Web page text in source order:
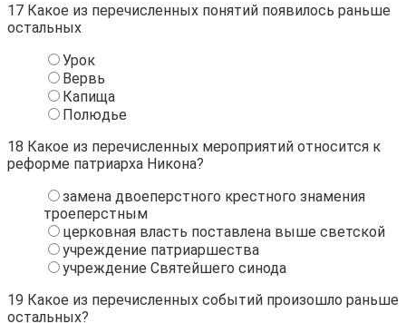
17 Какое из перечисленных понятий появилось раньше
остальных
Урок
Вервь
Капища
Полюдье
18 Какое из перечисленных мероприятий относится к
реформе патриарха Никона?
замена двоеперстного крестного знамения
троеперстным
церковная власть поставлена выше светской
учреждение патриаршества
учреждение Святейшего синода
19 Какое из перечисленных событий произошло раньше
остальных?